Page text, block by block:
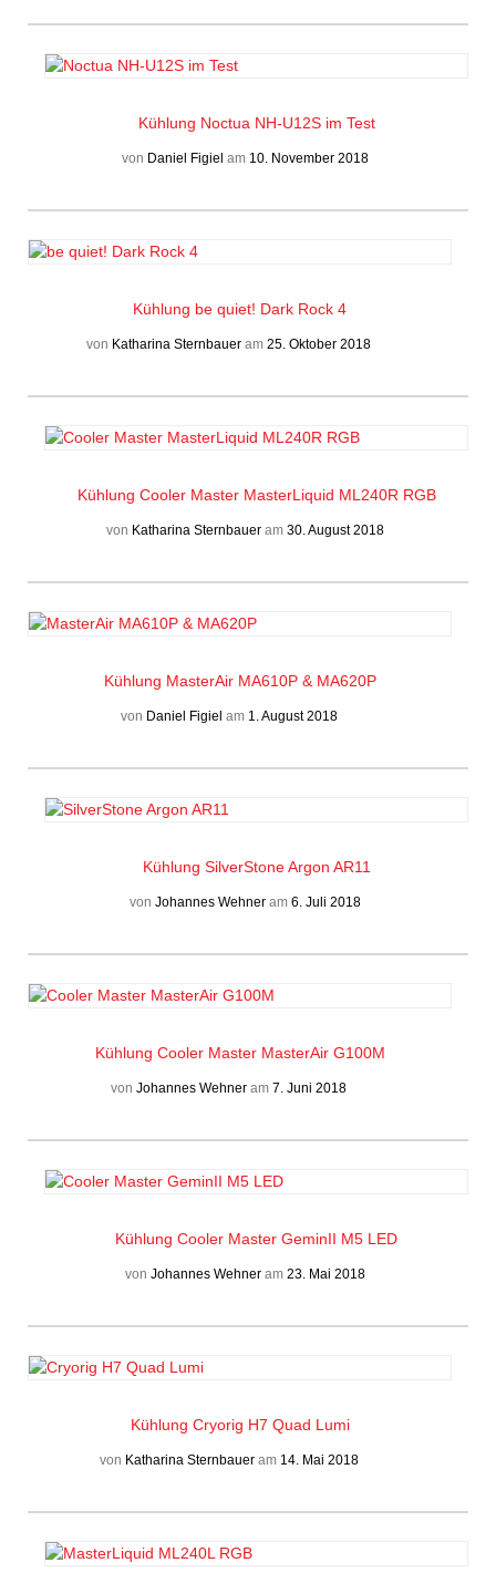
Kühlung Noctua NH-U12S im Test
von Daniel Figiel am 10. November 2018
Kühlung be quiet! Dark Rock 4
von Katharina Sternbauer am 25. Oktober 2018
Kühlung Cooler Master MasterLiquid ML240R RGB
von Katharina Sternbauer am 30. August 2018
Kühlung MasterAir MA610P & MA620P
von Daniel Figiel am 1. August 2018
Kühlung SilverStone Argon AR11
von Johannes Wehner am 6. Juli 2018
Kühlung Cooler Master MasterAir G100M
von Johannes Wehner am 7. Juni 2018
Kühlung Cooler Master GeminII M5 LED
von Johannes Wehner am 23. Mai 2018
Kühlung Cryorig H7 Quad Lumi
von Katharina Sternbaueram 14. Mai 2018